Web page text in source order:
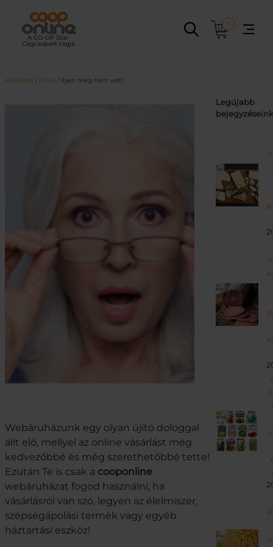
tartalomhoz
0
Kezdőlap / Hírek / Ilyen még nem volt!
Webáruházunk egy olyan újító dologgal
állt elő, mellyel az online vásárlást még
kedvezőbbé és még szerethetőbbé tette!
Ezután Te is csak a cooponline
webáruházat fogod használni, ha
vásárlásról van szó, legyen az élelmiszer,
szépségápolási termék vagy egyéb
háztartási eszköz!
Legújabb
bejegyzéseink